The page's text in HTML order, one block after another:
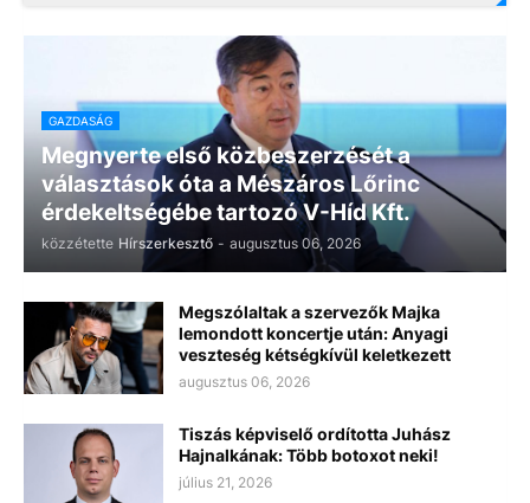
GAZDASÁG
Megnyerte első közbeszerzését a
választások óta a Mészáros Lőrinc
érdekeltségébe tartozó V-Híd Kft.
közzétette Hírszerkesztő - augusztus 06, 2026
Megszólaltak a szervezők Majka
lemondott koncertje után: Anyagi
veszteség kétségkívül keletkezett
augusztus 06, 2026
Tiszás képviselő ordította Juhász
Hajnalkának: Több botoxot neki!
július 21, 2026